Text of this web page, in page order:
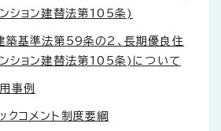
ション建替法第105条)
築基準法第59条の2、長期優良住
ション建替法第105条)について
事例
クコメント制度要綱